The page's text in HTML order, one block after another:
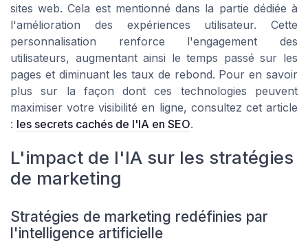
sites web. Cela est mentionné dans la partie dédiée à
l'amélioration des expériences utilisateur. Cette
personnalisation renforce l'engagement des
utilisateurs, augmentant ainsi le temps passé sur les
pages et diminuant les taux de rebond. Pour en savoir
plus sur la façon dont ces technologies peuvent
maximiser votre visibilité en ligne, consultez cet article
: les secrets cachés de l'IA en SEO.
L'impact de l'IA sur les stratégies
de marketing
Stratégies de marketing redéfinies par
l'intelligence artificielle